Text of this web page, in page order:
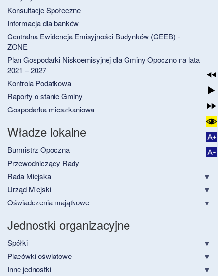
Konsultacje Społeczne
Informacja dla banków
Centralna Ewidencja Emisyjności Budynków (CEEB) -
ZONE
Plan Gospodarki Niskoemisyjnej dla Gminy Opoczno na lata
2021 – 2027
Kontrola Podatkowa
Raporty o stanie Gminy
Gospodarka mieszkaniowa
Władze lokalne
Burmistrz Opoczna
Przewodniczący Rady
Rada Miejska
Urząd Miejski
Oświadczenia majątkowe
Jednostki organizacyjne
Spółki
Placówki oświatowe
Inne jednostki